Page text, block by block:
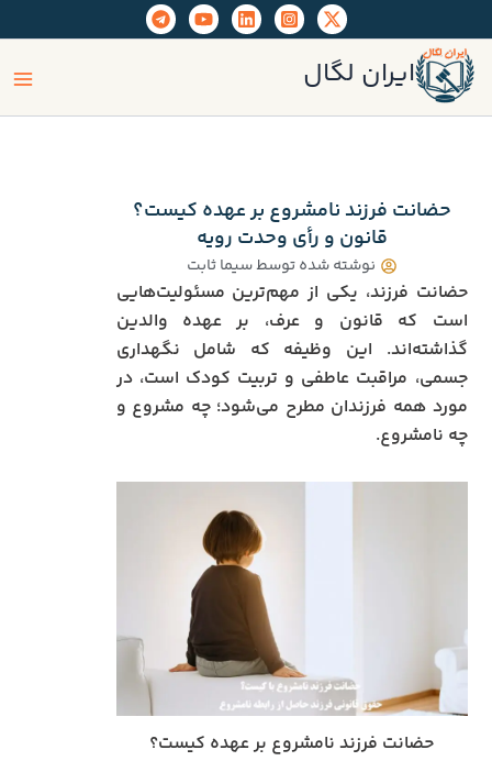
به
محتوا
ایران لگال
حضانت فرزند نامشروع بر عهده کیست؟
قانون و رأی وحدت رویه
نوشته شده توسطسیما ثابت
حضانت فرزند، یکی از مهم‌ترین مسئولیت‌هایی
است که قانون و عرف، بر عهده والدین
گذاشته‌اند. این وظیفه که شامل نگهداری
جسمی، مراقبت عاطفی و تربیت کودک است، در
مورد همه فرزندان مطرح می‌شود؛ چه مشروع و
چه نامشروع.
حضانت فرزند نامشروع بر عهده کیست؟